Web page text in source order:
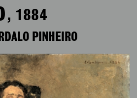
, 1884
PINHEIRO